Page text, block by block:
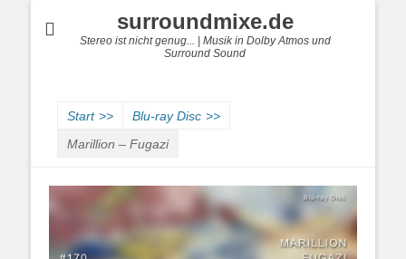
surroundmixe.de
Stereo ist nicht genug... | Musik in Dolby Atmos und
Surround Sound
Start >> Blu-ray Disc >>
Marillion – Fugazi